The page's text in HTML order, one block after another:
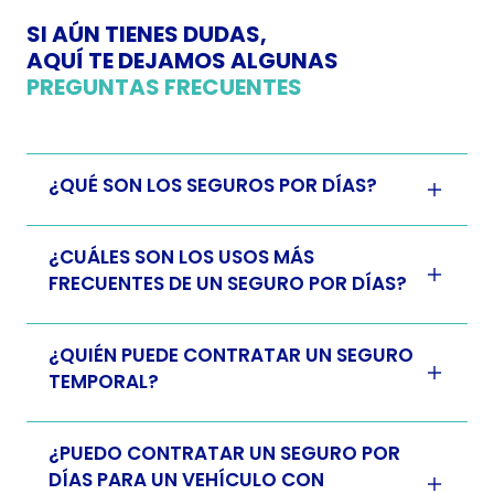
SI AÚN TIENES DUDAS,
AQUÍ TE DEJAMOS ALGUNAS
PREGUNTAS FRECUENTES
¿QUÉ SON LOS SEGUROS POR DÍAS?
¿CUÁLES SON LOS USOS MÁS
FRECUENTES DE UN SEGURO POR DÍAS?
¿QUIÉN PUEDE CONTRATAR UN SEGURO
TEMPORAL?
¿PUEDO CONTRATAR UN SEGURO POR
DÍAS PARA UN VEHÍCULO CON